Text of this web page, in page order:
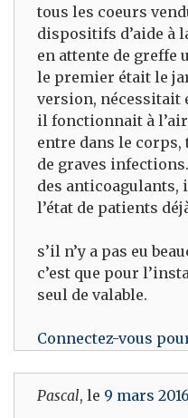
tous les coeurs
dispositifs d’aide à
en attente de greffe
le premier était le
version, nécessitait
il fonctionnait à
entre dans le
de graves
des anticoagulants,
l’état de patients
s’il n’y a pas eu
c’est que pour
seul de valable.
Connectez-vous
Pascal, le 9 mars